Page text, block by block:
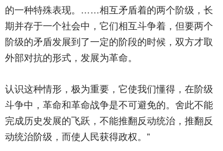
的一种特殊表现。……相互矛盾着的两个阶级，长
期并存于一个社会中，它们相互斗争着，但要两个
阶级的矛盾发展到了一定的阶段的时候，双方才取
外部对抗的形式，发展为革命。
认识这种情形，极为重要，它使我们懂得，在阶级
斗争中，革命和革命战争是不可避免的。舍此不能
完成历史发展的飞跃，不能推翻反动统治，推翻反
动统治阶级，而使人民获得政权。”